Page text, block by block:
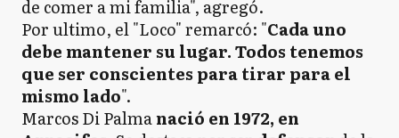
de comer a mi familia", agregó.
Por ultimo, el "Loco" remarcó: "Cada uno
debe mantener su lugar. Todos tenemos
que ser conscientes para tirar para el
mismo lado".
Marcos Di Palmanació en 1972, en